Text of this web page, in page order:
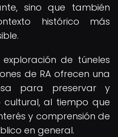
sino que también
histórico más
de túneles
de RA ofrecen una
para preservar y
al tiempo que
y comprensión de
en general.